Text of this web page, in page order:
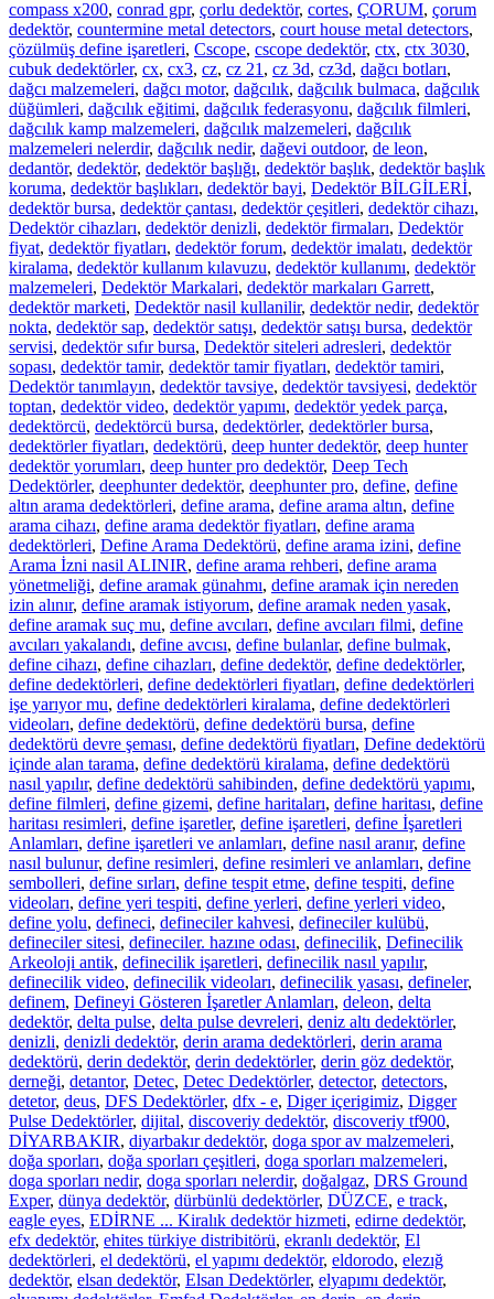
compass x200, conrad gpr, çorlu dedektör, cortes, ÇORUM, çorum
dedektör, countermine metal detectors, court house metal detectors,
çözülmüş define işaretleri, Cscope, cscope dedektör, ctx, ctx 3030,
cubuk dedektörler, cx, cx3, cz, cz 21 , cz 3d, cz3d, dağcı botları,
dağcı malzemeleri, dağcı motor, dağcılık, dağcılık bulmaca, dağcılık
düğümleri, dağcılık eğitimi, dağcılık federasyonu, dağcılık filmleri,
dağcılık kamp malzemeleri, dağcılık malzemeleri, dağcılık
malzemeleri nelerdir, dağcılık nedir, dağevi outdoor, de leon,
dedantör, dedektör, dedektör başlığı, dedektör başlık, dedektör başlık
koruma, dedektör başlıkları, dedektör bayi, Dedektör BİLGİLERİ,
dedektör bursa, dedektör çantası, dedektör çeşitleri, dedektör cihazı,
Dedektör cihazları, dedektör denizli, dedektör firmaları, Dedektör
fiyat, dedektör fiyatları, dedektör forum, dedektör imalatı, dedektör
kiralama, dedektör kullanım kılavuzu, dedektör kullanımı, dedektör
malzemeleri, Dedektör Markalari, dedektör markaları Garrett,
dedektör marketi, Dedektör nasil kullanilir, dedektör nedir, dedektör
nokta, dedektör sap, dedektör satışı, dedektör satışı bursa, dedektör
servisi, dedektör sıfır bursa, Dedektör siteleri adresleri, dedektör
sopası, dedektör tamir, dedektör tamir fiyatları, dedektör tamiri,
Dedektör tanımlayın, dedektör tavsiye, dedektör tavsiyesi, dedektör
toptan, dedektör video, dedektör yapımı, dedektör yedek parça,
dedektörcü, dedektörcü bursa, dedektörler, dedektörler bursa,
dedektörler fiyatları, dedektörü, deep hunter dedektör, deep hunter
dedektör yorumları, deep hunter pro dedektör, Deep Tech
Dedektörler, deephunter dedektör, deephunter pro, define, define
altın arama dedektörleri, define arama, define arama altın, define
arama cihazı, define arama dedektör fiyatları, define arama
dedektörleri, Define Arama Dedektörü, define arama izini, define
Arama İzni nasil ALINIR, define arama rehberi, define arama
yönetmeliği, define aramak günahmı, define aramak için nereden
izin alınır, define aramak istiyorum, define aramak neden yasak,
define aramak suç mu, define avcıları, define avcıları filmi, define
avcıları yakalandı, define avcısı, define bulanlar, define bulmak,
define cihazı, define cihazları, define dedektör, define dedektörler,
define dedektörleri, define dedektörleri fiyatları, define dedektörleri
işe yarıyor mu, define dedektörleri kiralama, define dedektörleri
videoları, define dedektörü, define dedektörü bursa, define
dedektörü devre şeması, define dedektörü fiyatları, Define dedektörü
içinde alan tarama, define dedektörü kiralama, define dedektörü
nasıl yapılır, define dedektörü sahibinden, define dedektörü yapımı,
define filmleri, define gizemi, define haritaları, define haritası, define
haritası resimleri, define işaretler, define işaretleri, define İşaretleri
Anlamları, define işaretleri ve anlamları, define nasıl aranır, define
nasıl bulunur, define resimleri, define resimleri ve anlamları, define
sembolleri, define sırları, define tespit etme, define tespiti, define
videoları, define yeri tespiti, define yerleri, define yerleri video,
define yolu, defineci, defineciler kahvesi, defineciler kulübü,
defineciler sitesi, defineciler. hazıne odası, definecilik, Definecilik
Arkeoloji antik, definecilik işaretleri, definecilik nasıl yapılır,
definecilik video, definecilik videoları, definecilik yasası, defineler,
definem, Defineyi Gösteren İşaretler Anlamları, deleon, delta
dedektör, delta pulse, delta pulse devreleri, deniz altı dedektörler,
denizli, denizli dedektör, derin arama dedektörleri, derin arama
dedektörü, derin dedektör, derin dedektörler, derin göz dedektör,
derneği, detantor, Detec, Detec Dedektörler, detector, detectors,
detetor, deus, DFS Dedektörler, dfx - e, Diger içerigimiz, Digger
Pulse Dedektörler, dijital, discoveriy dedektör, discoveriy tf900,
DİYARBAKIR, diyarbakır dedektör, doga spor av malzemeleri,
doğa sporları, doğa sporları çeşitleri, doga sporları malzemeleri,
doga sporları nedir, doga sporları nelerdir, doğalgaz, DRS Ground
Exper, dünya dedektör, dürbünlü dedektörler, DÜZCE, e track,
eagle eyes, EDİRNE ... Kiralık dedektör hizmeti, edirne dedektör,
efx dedektör, ehites türkiye distribitörü, ekranlı dedektör, El
dedektörleri, el dedektörü, el yapımı dedektör, eldorodo, elezığ
dedektör, elsan dedektör, Elsan Dedektörler, elyapımı dedektör,